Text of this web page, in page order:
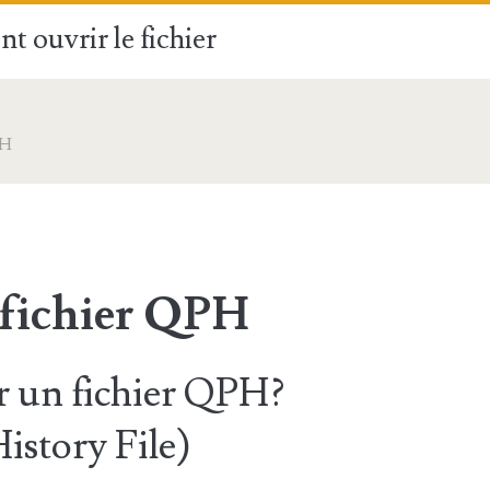
ouvrir le fichier
QPH
fichier QPH?
File)